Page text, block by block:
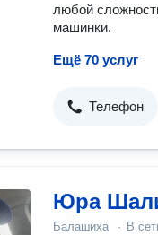
любой
машинки.
Ещё 70 услуг
Телефон
Юра
Балашиха · В